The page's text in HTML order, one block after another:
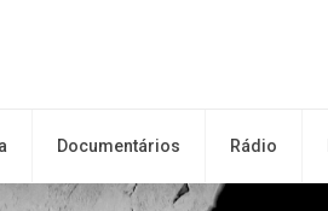
Documentários Rádio